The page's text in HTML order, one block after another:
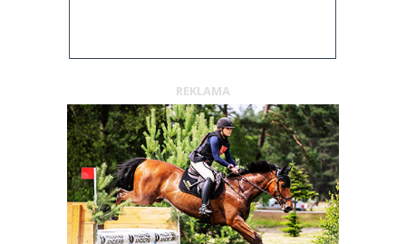
REKLAMA